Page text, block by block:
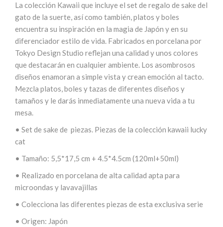
La colección Kawaii que incluye el set de regalo de sake del
gato de la suerte, así como también, platos y boles
encuentra su inspiración en la magia de Japón y en su
diferenciador estilo de vida. Fabricados en porcelana por
Tokyo Design Studio reflejan una calidad y unos colores
que destacarán en cualquier ambiente. Los asombrosos
diseños enamoran a simple vista y crean emoción al tacto.
Mezcla platos, boles y tazas de diferentes diseños y
tamaños y le darás inmediatamente una nueva vida a tu
mesa.
• Set de sake de piezas. Piezas de la colección kawaii lucky
cat
• Tamaño: 5,5*17,5 cm + 4.5*4.5cm (120ml+50ml)
• Realizado en porcelana de alta calidad apta para
microondas y lavavajillas
• Colecciona las diferentes piezas de esta exclusiva serie
• Origen: Japón